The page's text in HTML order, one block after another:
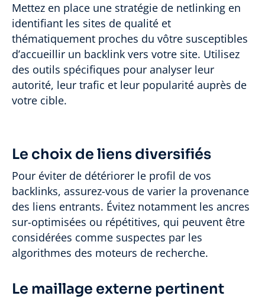
Mettez en place une stratégie de netlinking en
identifiant les sites de qualité et
thématiquement proches du vôtre susceptibles
d’accueillir un backlink vers votre site. Utilisez
des outils spécifiques pour analyser leur
autorité, leur trafic et leur popularité auprès de
votre cible.
Le choix de liens diversifiés
Pour éviter de détériorer le profil de vos
backlinks, assurez-vous de varier la provenance
des liens entrants. Évitez notamment les ancres
sur-optimisées ou répétitives, qui peuvent être
considérées comme suspectes par les
algorithmes des moteurs de recherche.
Le maillage externe pertinent